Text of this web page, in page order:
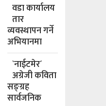
वडा कार्यालय
तार
व्यवस्थापन गर्ने
अभियानमा
`नाईटमेर´
अग्रेजी कविता
सङ्ग्रह
सार्वजनिक